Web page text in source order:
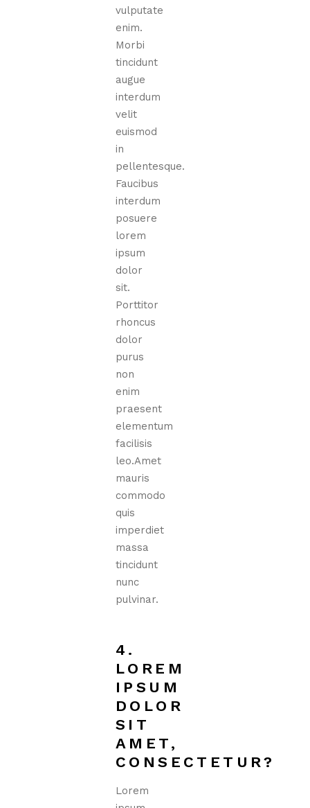
vulputate
enim.
Morbi
tincidunt
augue
interdum
velit
euismod
in
pellentesque.
Faucibus
interdum
posuere
lorem
ipsum
dolor
sit.
Porttitor
rhoncus
dolor
purus
non
enim
praesent
elementum
facilisis
leo.Amet
mauris
commodo
quis
imperdiet
massa
tincidunt
nunc
pulvinar.
4.
LOREM
IPSUM
DOLOR
SIT
AMET,
CONSECTETUR?
Lorem